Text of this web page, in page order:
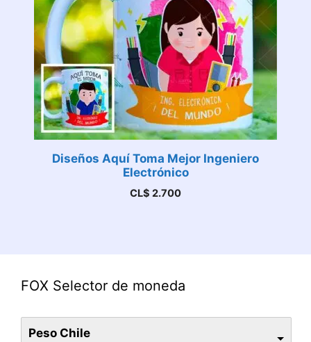
Diseños Aquí Toma Mejor Ingeniero
Electrónico
CL$ 2.700
FOX Selector de moneda
Peso Chile